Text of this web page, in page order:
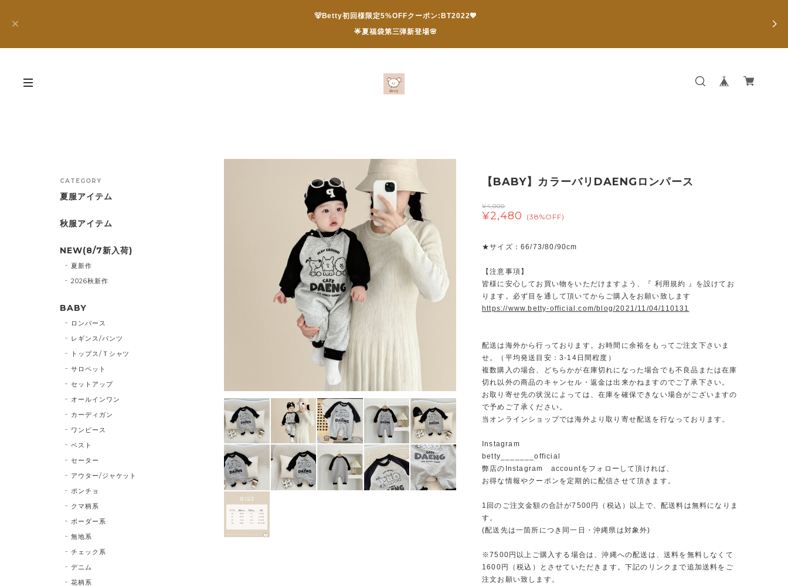
🐻Betty初回様限定5%OFFクーポン:BT2022💖
🌟夏福袋第三弾新登場🌸
【BABY】カラーバリDAENGロンパース
¥4,000
¥2,480 (38%OFF)
★サイズ：66/73/80/90cm
【注意事項】
皆様に安心してお買い物をいただけますよう、『 利用規約 』を設けてお
ります。必ず目を通して頂いてからご購入をお願い致します
https://www.betty-official.com/blog/2021/11/04/110131
配送は海外から行っております。お時間に余裕をもってご注文下さいま
せ。（平均発送目安：3-14日間程度）
複数購入の場合、どちらかが在庫切れになった場合でも不良品または在庫
切れ以外の商品のキャンセル・返金は出来かねますのでご了承下さい。
お取り寄せ先の状況によっては、在庫を確保できない場合がございますの
で予めご了承ください。
当オンラインショップでは海外より取り寄せ配送を行なっております。
Instagram
betty_______official
弊店のInstagram accountをフォローして頂ければ、
お得な情報やクーポンを定期的に配信させて頂きます。
1回のご注文金額の合計が7500円（税込）以上で、配送料は無料になりま
す。
(配送先は一箇所につき同一日・沖縄県は対象外)
※7500円以上ご購入する場合は、沖縄への配送は、送料を無料しなくて
1600円（税込）とさせていただきます。下記のリンクまで追加送料をご
注文お願い致します。
CATEGORY
夏服アイテム
秋服アイテム
NEW(8/7新入荷)
夏新作
2026秋新作
BABY
ロンパース
レギンス/パンツ
トップス/Ｔシャツ
サロペット
セットアップ
オールインワン
カーディガン
ワンピース
ベスト
セーター
アウター/ジャケット
ポンチョ
クマ柄系
ボーダー系
無地系
チェック系
デニム
花柄系